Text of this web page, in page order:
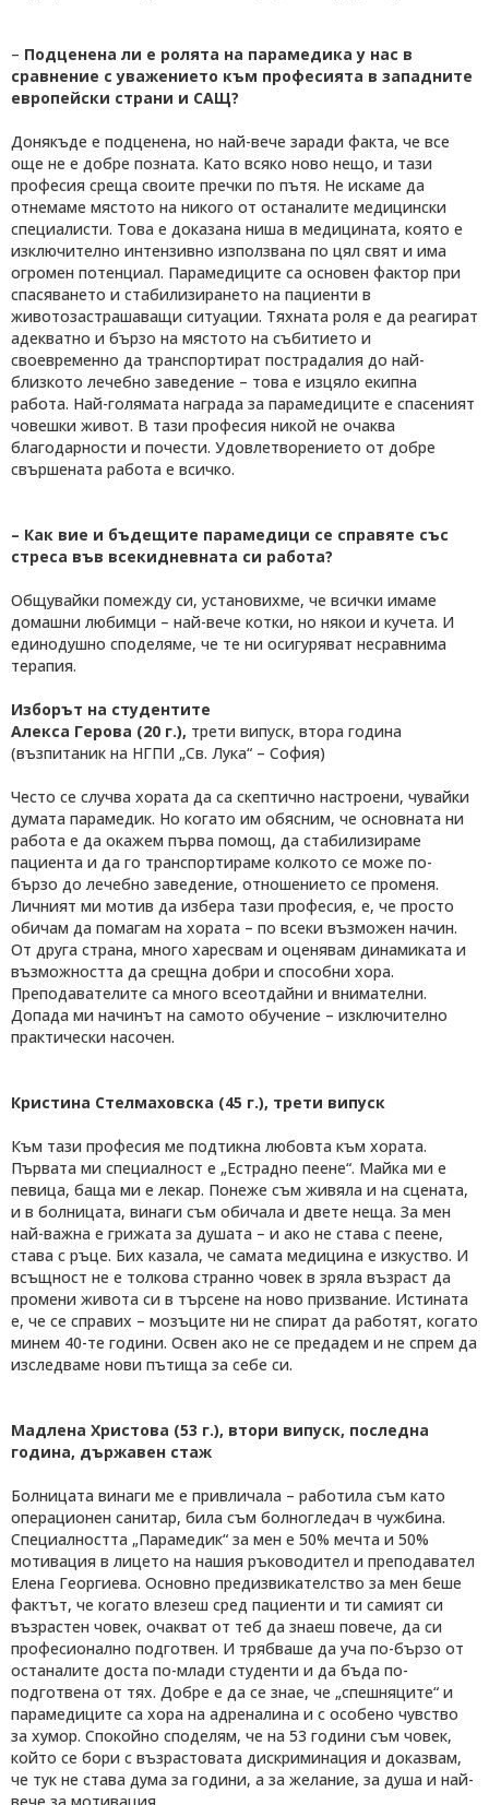
– Подценена ли е ролята на парамедика у нас в
сравнение с уважението към професията в западните
европейски страни и САЩ?
Донякъде е подценена, но най-вече заради факта, че все
още не е добре позната. Като всяко ново нещо, и тази
професия среща своите пречки по пътя. Не искаме да
отнемаме мястото на никого от останалите медицински
специалисти. Това е доказана ниша в медицината, която е
изключително интензивно използвана по цял свят и има
огромен потенциал. Парамедиците са основен фактор при
спасяването и стабилизирането на пациенти в
животозастрашаващи ситуации. Тяхната роля е да реагират
адекватно и бързо на мястото на събитието и
своевременно да транспортират пострадалия до най-
близкото лечебно заведение – това е изцяло екипна
работа. Най-голямата награда за парамедиците е спасеният
човешки живот. В тази професия никой не очаква
благодарности и почести. Удовлетворението от добре
свършената работа е всичко.
– Как вие и бъдещите парамедици се справяте със
стреса във всекидневната си работа?
Общувайки помежду си, установихме, че всички имаме
домашни любимци – най-вече котки, но някои и кучета. И
единодушно споделяме, че те ни осигуряват несравнима
терапия.
Изборът на студентите
Алекса Герова (20 г.), трети випуск, втора година
(възпитаник на НГПИ „Св. Лука“ – София)
Често се случва хората да са скептично настроени, чувайки
думата парамедик. Но когато им обясним, че основната ни
работа е да окажем първа помощ, да стабилизираме
пациента и да го транспортираме колкото се може по-
бързо до лечебно заведение, отношението се променя.
Личният ми мотив да избера тази професия, е, че просто
обичам да помагам на хората – по всеки възможен начин.
От друга страна, много харесвам и оценявам динамиката и
възможността да срещна добри и способни хора.
Преподавателите са много всеотдайни и внимателни.
Допада ми начинът на самото обучение – изключително
практически насочен.
Кристина Стелмаховска (45 г.), трети випуск
Към тази професия ме подтикна любовта към хората.
Първата ми специалност е „Естрадно пеене“. Майка ми е
певица, баща ми е лекар. Понеже съм живяла и на сцената,
и в болницата, винаги съм обичала и двете неща. За мен
най-важна е грижата за душата – и ако не става с пеене,
става с ръце. Бих казала, че самата медицина е изкуство. И
всъщност не е толкова странно човек в зряла възраст да
промени живота си в търсене на ново призвание. Истината
е, че се справих – мозъците ни не спират да работят, когато
минем 40-те години. Освен ако не се предадем и не спрем да
изследваме нови пътища за себе си.
Мадлена Христова (53 г.), втори випуск, последна
година, държавен стаж
Болницата винаги ме е привличала – работила съм като
операционен санитар, била съм болногледач в чужбина.
Специалността „Парамедик“ за мен е 50% мечта и 50%
мотивация в лицето на нашия ръководител и преподавател
Елена Георгиева. Основно предизвикателство за мен беше
фактът, че когато влезеш сред пациенти и ти самият си
възрастен човек, очакват от теб да знаеш повече, да си
професионално подготвен. И трябваше да уча по-бързо от
останалите доста по-млади студенти и да бъда по-
подготвена от тях. Добре е да се знае, че „спешняците“ и
парамедиците са хора на адреналина и с особено чувство
за хумор. Спокойно споделям, че на 53 години съм човек,
който се бори с възрастовата дискриминация и доказвам,
че тук не става дума за години, а за желание, за душа и най-
вече за мотивация.